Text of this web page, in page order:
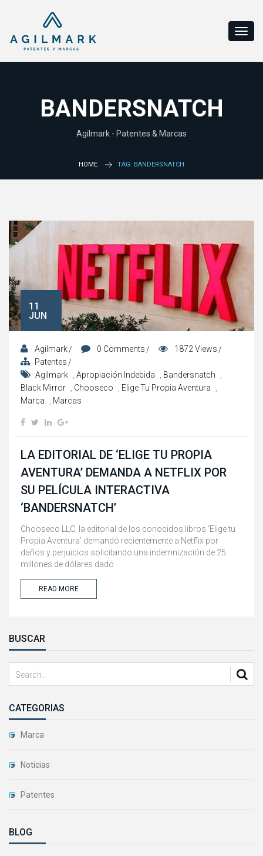
BANDERSNATCH
Agilmark - Patentes & Marcas
HOME TAG: BANDERSNATCH
11
JUN
Agilmark 0 Comments
1872 Views
Patentes
Agilmark
Apropiación Indebida Bandersnatch
Black Mirror
Chooseco Elige Tu Propia Aventura
Marca
Marcas
LA EDITORIAL DE ‘ELIGE TU PROPIA
AVENTURA’ DEMANDA A NETFLIX POR
SU PELÍCULA INTERACTIVA
‘BANDERSNATCH’
Chooseco LLC, la editorial de los conocidos libros ‘Elige tu
Propia Aventura’ demandó recientemente a Netflix por
daños y perjuicios solicitando una indemnización de 25
millones de dólares dado
READ MORE
BUSCAR
CATEGORÍAS
Marca
Noticias
Patentes
BLOG